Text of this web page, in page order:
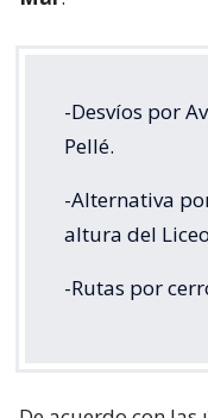
-Desvíos por
Pellé.
-Alternativa
altura del
-Rutas por